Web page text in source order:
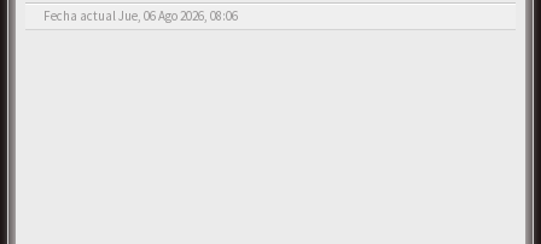
Fecha actual Jue, 06 Ago 2026, 08:06